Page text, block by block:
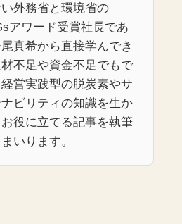
外務省と環境省の
アワード受賞社長であ
真希から直接学んでき
不足や資金不足でもで
営実践型の脱炭素やサ
ナビリティの知識を生か
お役に立てる記事を執筆
いります。